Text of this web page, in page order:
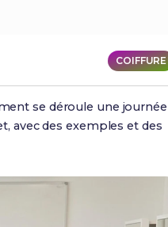
COIFFURE
se déroule une journée
avec des exemples et des